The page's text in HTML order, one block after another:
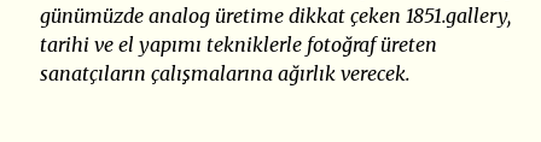
günümüzde analog üretime dikkat çeken 1851.gallery,
tarihi ve el yapımı tekniklerle fotoğraf üreten
sanatçıların çalışmalarına ağırlık verecek.